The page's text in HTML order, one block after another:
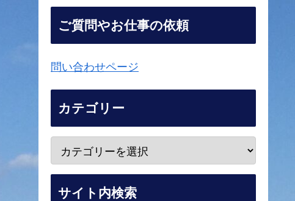
ご質問やお仕事の依頼
問い合わせページ
カテゴリー
サイト内検索